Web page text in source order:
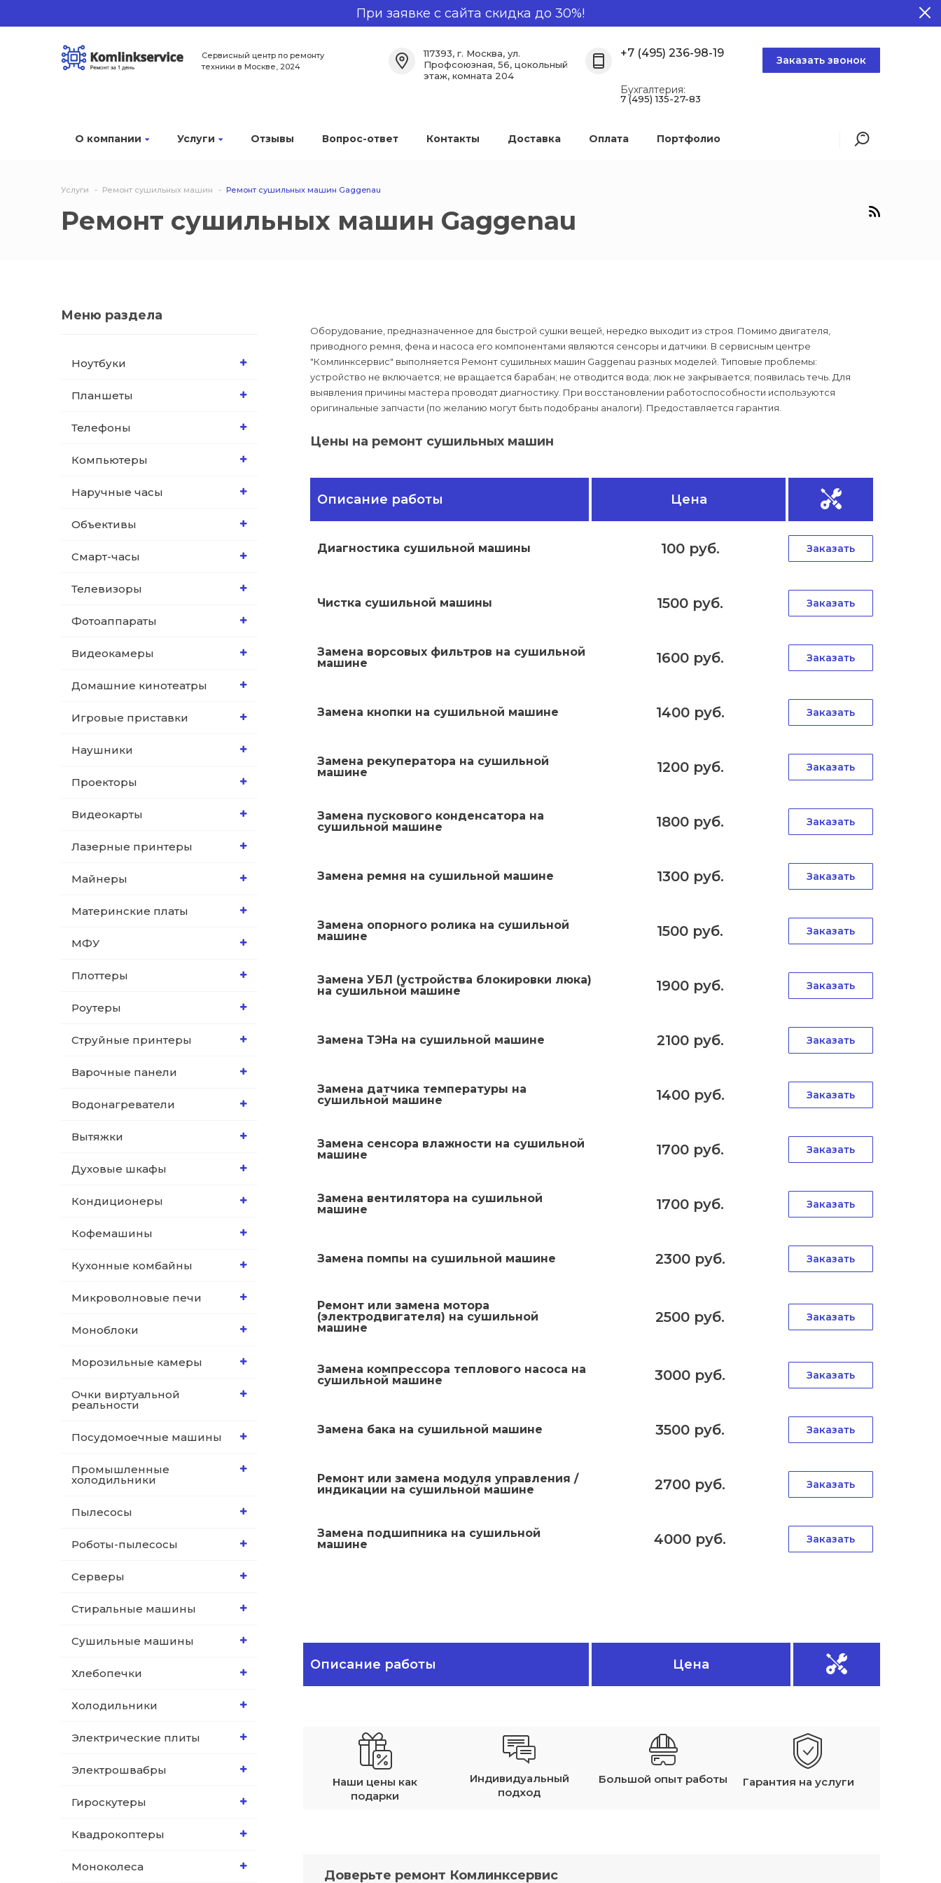
При заявке с сайта скидка до 30%!
О компании Услуги Отзывы Вопрос-ответ Контакты Доставка Оплата Портфолио
Сервисный центр по ремонту
техники в Москве, 2024
117393, г. Москва, ул.
Профсоюзная, 56, цокольный
этаж, комната 204
+7 (495) 236-98-19
Бухгалтерия:
7 (495) 135-27-83
Заказать звонок
Услуги Ремонт сушильных машин Ремонт сушильных машин Gaggenau
Ремонт сушильных машин Gaggenau
Меню раздела
Ноутбуки
Планшеты
Телефоны
Компьютеры
Наручные часы
Объективы
Смарт-часы
Телевизоры
Фотоаппараты
Видеокамеры
Домашние кинотеатры
Игровые приставки
Наушники
Проекторы
Видеокарты
Лазерные принтеры
Майнеры
Материнские платы
МФУ
Плоттеры
Роутеры
Струйные принтеры
Варочные панели
Водонагреватели
Вытяжки
Духовые шкафы
Кондиционеры
Кофемашины
Кухонные комбайны
Микроволновые печи
Моноблоки
Морозильные камеры
Очки виртуальной
реальности
Посудомоечные машины
Промышленные
холодильники
Пылесосы
Роботы-пылесосы
Серверы
Стиральные машины
Сушильные машины
Хлебопечки
Холодильники
Электрические плиты
Электрошвабры
Гироскутеры
Квадрокоптеры
Моноколеса
Оборудование, предназначенное для быстрой сушки вещей, нередко выходит из строя. Помимо двигателя,
приводного ремня, фена и насоса его компонентами являются сенсоры и датчики. В сервисным центре
"Комлинксервис" выполняется Ремонт сушильных машин Gaggenau разных моделей. Типовые проблемы:
устройство не включается; не вращается барабан; не отводится вода; люк не закрывается; появилась течь. Для
выявления причины мастера проводят диагностику. При восстановлении работоспособности используются
оригинальные запчасти (по желанию могут быть подобраны аналоги). Предоставляется гарантия.
Цены на ремонт сушильных машин
Описание работы Цена
Диагностика сушильной машины 100 руб. Заказать
Чистка сушильной машины 1500 руб. Заказать
Замена ворсовых фильтров на сушильной
машине
1600 руб. Заказать
Замена кнопки на сушильной машине 1400 руб. Заказать
Замена рекуператора на сушильной
машине
1200 руб. Заказать
Замена пускового конденсатора на
сушильной машине
1800 руб. Заказать
Замена ремня на сушильной машине 1300 руб. Заказать
Замена опорного ролика на сушильной
машине
1500 руб. Заказать
Замена УБЛ (устройства блокировки люка)
на сушильной машине
1900 руб. Заказать
Замена ТЭНа на сушильной машине 2100 руб. Заказать
Замена датчика температуры на
сушильной машине
1400 руб. Заказать
Замена сенсора влажности на сушильной
машине
1700 руб. Заказать
Замена вентилятора на сушильной
машине
1700 руб. Заказать
Замена помпы на сушильной машине 2300 руб. Заказать
Ремонт или замена мотора
(электродвигателя) на сушильной
машине
2500 руб. Заказать
Замена компрессора теплового насоса на
сушильной машине
3000 руб. Заказать
Замена бака на сушильной машине 3500 руб. Заказать
Ремонт или замена модуля управления /
индикации на сушильной машине
2700 руб. Заказать
Замена подшипника на сушильной
машине
4000 руб. Заказать
Описание работы Цена
Наши цены как
подарки
Индивидуальный
подход
Большой опыт работы Гарантия на услуги
Доверьте ремонт Комлинксервис